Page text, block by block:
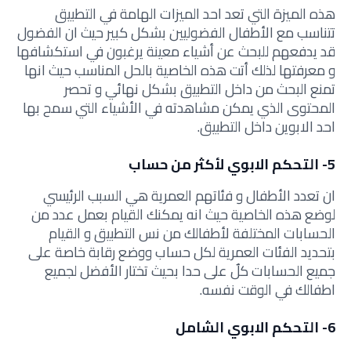
هذه الميزة التي تعد احد الميزات الهامة في التطبيق
تتناسب مع الأطفال الفضوليين بشكل كبير حيث ان الفضول
قد يدفعهم للبحث عن أشياء معينة يرغبون في استكشافها
و معرفتها لذلك أتت هذه الخاصية بالحل المناسب حيث انها
تمنع البحث من داخل التطبيق بشكل نهائي و تحصر
المحتوى الذي يمكن مشاهدته في الأشياء التي سمح بها
احد الابوين داخل التطبيق.
5- التحكم الابوي لأكثر من حساب
ان تعدد الأطفال و فئاتهم العمرية هي السبب الرئيسي
لوضع هذه الخاصية حيث انه يمكنك القيام بعمل عدد من
الحسابات المختلفة لأطفالك من نس التطبيق و القيام
بتحديد الفئات العمرية لكل حساب ووضع رقابة خاصة على
جميع الحسابات كلٌ على حدا بحيث تختار الأفضل لجميع
اطفالك في الوقت نفسه.
6- التحكم الابوي الشامل